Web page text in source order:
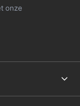
onze